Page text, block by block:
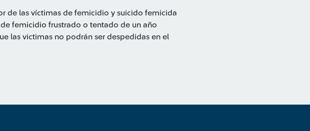
de las víctimas de femicidio y suicido femicida
femicidio frustrado o tentado de un año
las victimas no podrán ser despedidas en el